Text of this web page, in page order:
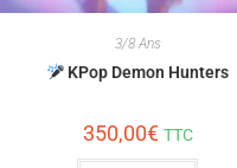
3/8 Ans
KPop Demon Hunters
350,00€ TTC